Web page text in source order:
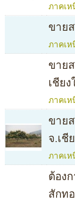
ภาคเห
ขาย
ภาคเห
ขาย
เชีย
ภาคเห
ขาย
จ.เชี
ภาคเห
ต้อง
สักท